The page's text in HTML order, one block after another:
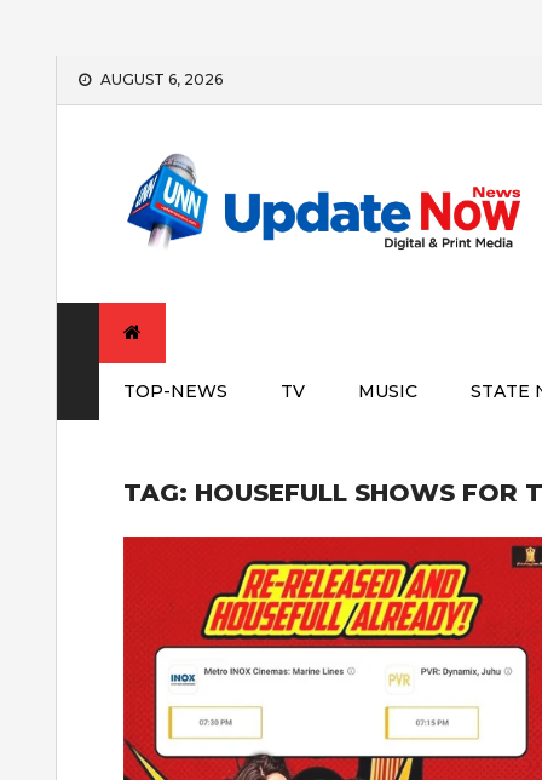
AUGUST 6, 2026
TOP-NEWS TV MUSIC STATE
TAG: HOUSEFULL SHOWS FOR